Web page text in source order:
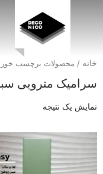
خانه / محصولات برچسب
سرامیک مترویی
نمایش یک نتیجه